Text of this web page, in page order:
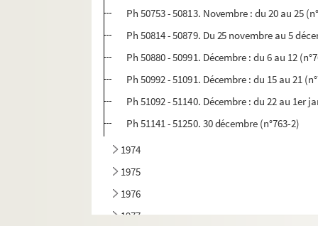
Ph 50753 - 50813. Novembre : du 20 au 25
Ph 50814 - 50879. Du 25 novembre au 5
Ph 50880 - 50991. Décembre : du 6 au 12
Ph 50992 - 51091. Décembre : du 15 au 21
Ph 51092 - 51140. Décembre : du 22 au 1er
Ph 51141 - 51250. 30 décembre (n°763-2)
1974
1975
1976
1977